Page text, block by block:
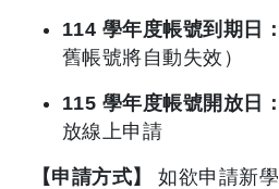
114 學年度帳號到期日：
舊帳號將自動失效）
115 學年度帳號開放日：
放線上申請
【申請方式】
如欲申請新